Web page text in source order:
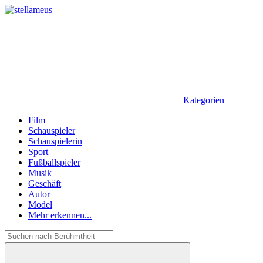
Kategorien
Film
Schauspieler
Schauspielerin
Sport
Fußballspieler
Musik
Geschäft
Autor
Model
Mehr erkennen...